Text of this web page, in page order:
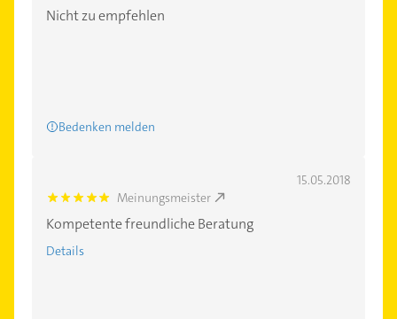
Nicht zu empfehlen
Bedenken melden
15.05.2018
5.0 Meinungsmeister
Kompetente freundliche Beratung
Details